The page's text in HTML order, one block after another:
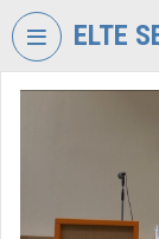
Skip header
ELTE
SAVARIA